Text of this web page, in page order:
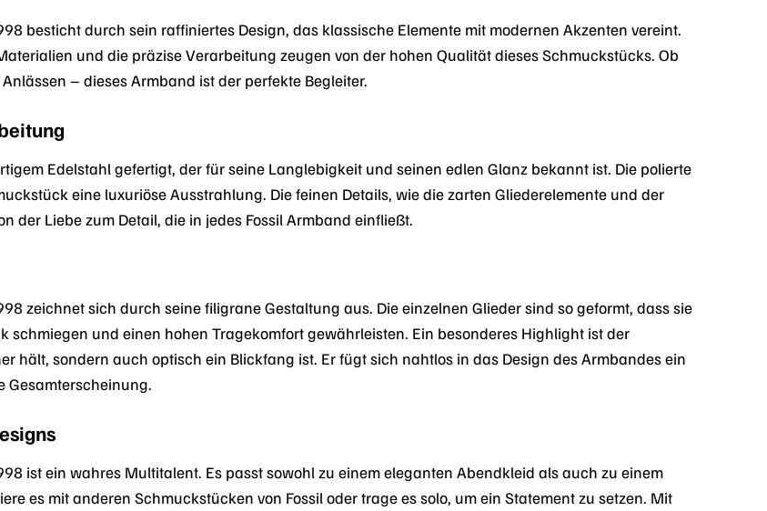
besticht durch sein raffiniertes Design, das klassische Elemente mit modernen Akzenten vereint.
und die präzise Verarbeitung zeugen von der hohen Qualität dieses Schmuckstücks. Ob
– dieses Armband ist der perfekte Begleiter.
Edelstahl gefertigt, der für seine Langlebigkeit und seinen edlen Glanz bekannt ist. Die polierte
eine luxuriöse Ausstrahlung. Die feinen Details, wie die zarten Gliederelemente und der
der Liebe zum Detail, die in jedes Fossil Armband einfließt.
zeichnet sich durch seine filigrane Gestaltung aus. Die einzelnen Glieder sind so geformt, dass sie
schmiegen und einen hohen Tragekomfort gewährleisten. Ein besonderes Highlight ist der
hält, sondern auch optisch ein Blickfang ist. Er fügt sich nahtlos in das Design des Armbandes ein
Gesamterscheinung.
ist ein wahres Multitalent. Es passt sowohl zu einem eleganten Abendkleid als auch zu einem
es mit anderen Schmuckstücken von Fossil oder trage es solo, um ein Statement zu setzen. Mit